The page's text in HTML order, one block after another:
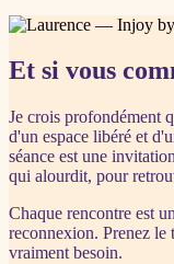
Et si vous
Je crois profondément
d'un espace libéré et
séance est une
qui alourdit, pour
Chaque rencontre est
reconnexion. Prenez le
vraiment besoin.